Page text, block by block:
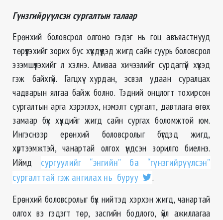
Гүнзгийрүүлсэн сургалтын талаар
Ерөнхий боловсрол олгоно гэдэг нь гоц авъяастнууд
төрүүлэхийг зорих бус хүүхдүүдэд жигд сайн суурь боловсрол
эзэмшүүлэхийг л хэлнэ. Аливаа хичээлийг сурдаггүй хүүхэд
гэж байхгүй. Гагцхүү хурдан, эсвэл удаан суралцах
чадварын ялгаа байж болно. Тэдний онцлогт тохирсон
сургалтын арга хэрэглэх, нэмэлт сургалт, давтлага өгөх
замаар бүх хүүхдийг жигд сайн сургах боломжтой юм.
Ингэснээр ерөнхий боловсролыг бүгдэд жигд,
хүртээмжтэй, чанартай олгох үндсэн зорилго биелнэ.
Иймд сургуулийг “энгийн” ба “гүнзгийрүүлсэн”
сургалттай гэж ангилах нь буруу
.
Ерөнхий боловсролыг бүх нийтэд хэрхэн жигд, чанартай
олгох вэ гэдэгт төр, засгийн бодлого, үйл ажиллагаа